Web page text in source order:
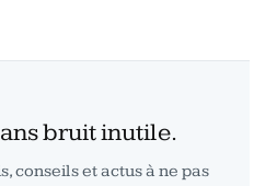
bruit inutile.
conseils et actus à ne pas